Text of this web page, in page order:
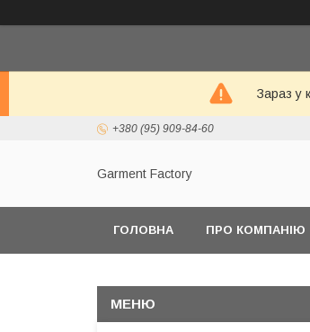
Зараз у
+380 (95) 909-84-60
Garment Factory
ГОЛОВНА ПРО КОМПАНІЮ